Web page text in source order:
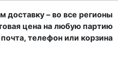
доставку – во все регионы
цена на любую партию
телефон или корзина